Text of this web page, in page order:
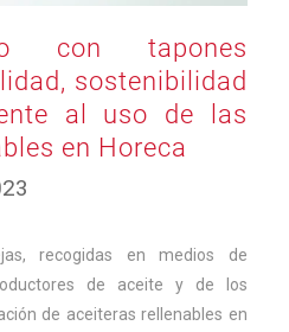
con tapones
sostenibilidad
al uso de las
en Horeca
de
recogidas en medios de
de aceite y de los
de aceiteras rellenables en